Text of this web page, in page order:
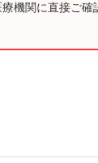
機関に直接ご確